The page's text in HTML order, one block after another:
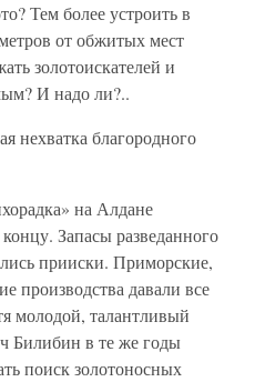
Тем более устроить в
от обжитых мест
золотоискателей и
И надо ли?..
нехватка благородного
на Алдане
Запасы разведанного
прииски. Приморские,
производства давали все
молодой, талантливый
Билибин в те же годы
поиск золотоносных